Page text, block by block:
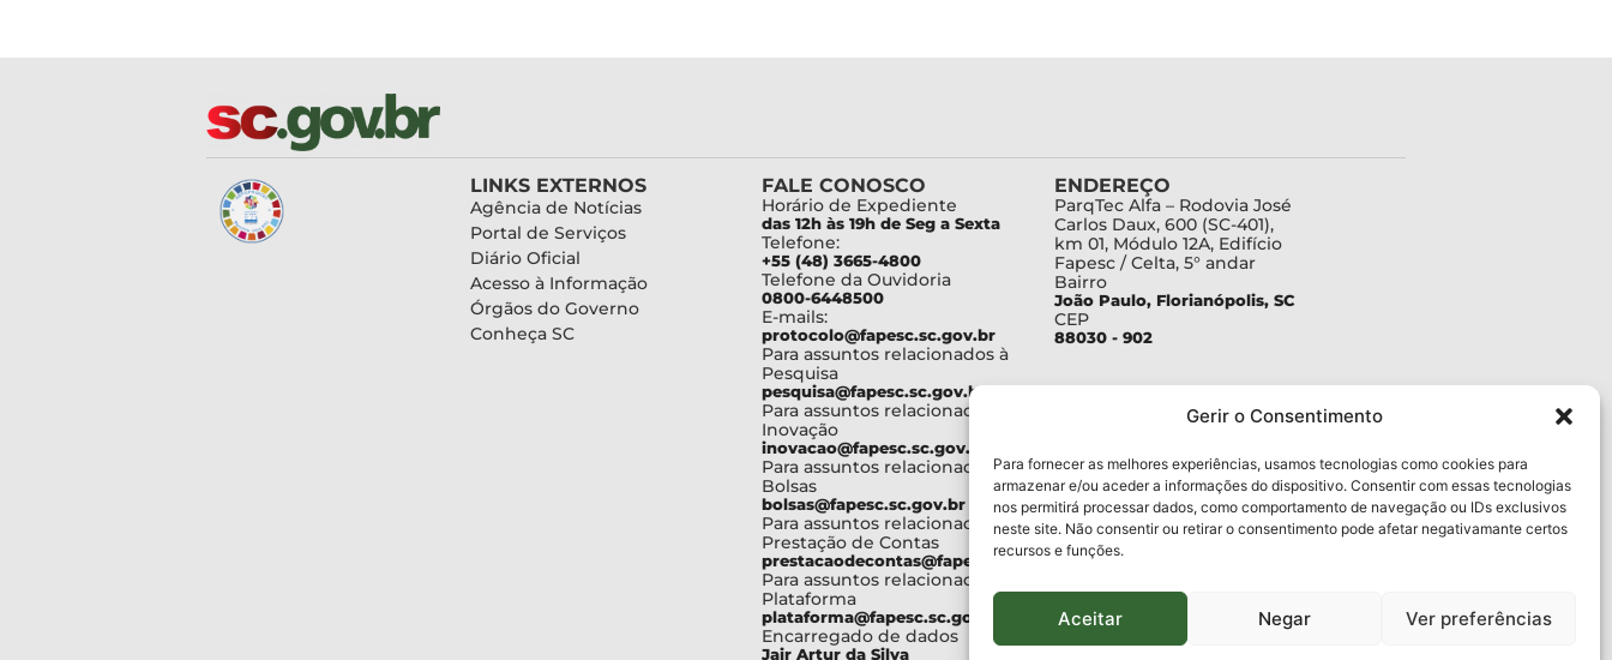
Gerir o Consentimento
Para fornecer as melhores experiências, usamos tecnologias como cookies para
armazenar e/ou aceder a informações do dispositivo. Consentir com essas tecnologias
nos permitirá processar dados, como comportamento de navegação ou IDs exclusivos
neste site. Não consentir ou retirar o consentimento pode afetar negativamante certos
recursos e funções.
Aceitar Negar Ver preferências
LINKS EXTERNOS
Agência de Notícias
Portal de Serviços
Diário Oficial
Acesso à Informação
Órgãos do Governo
Conheça SC
FALE CONOSCO
Horário de Expediente
das 12h às 19h de Seg a Sexta
Telefone:
+55 (48) 3665-4800
Telefone da Ouvidoria
0800-6448500
E-mails:
protocolo@fapesc.sc.gov.br
Para assuntos relacionados à
Pesquisa
pesquisa@fapesc.sc.gov.br
Para assuntos relacionados à
Inovação
inovacao@fapesc.sc.gov.br
Para assuntos relacionados à
Bolsas
bolsas@fapesc.sc.gov.br
Para assuntos relacionados à
Prestação de Contas
prestacaodecontas@fapesc.sc.gov.br
Para assuntos relacionados à
Plataforma
plataforma@fapesc.sc.gov.br
Encarregado de dados
Jair Artur da Silva
ENDEREÇO
ParqTec Alfa – Rodovia José
Carlos Daux, 600 (SC-401),
km 01, Módulo 12A, Edifício
Fapesc / Celta, 5° andar
Bairro
João Paulo, Florianópolis, SC
CEP
88030 - 902